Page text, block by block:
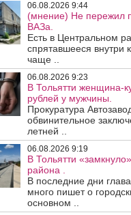
06.08.2026 9:44
(мнение) Не пережил
ВАЗа.
Есть в Центральном
спрятавшееся внутри
чаще ..
06.08.2026 9:23
В Тольятти женщина-
рублей у мужчины.
Прокуратура
обвинительное
летней ..
06.08.2026 9:19
В Тольятти
района .
В последние дни
много пишет о
основном ..